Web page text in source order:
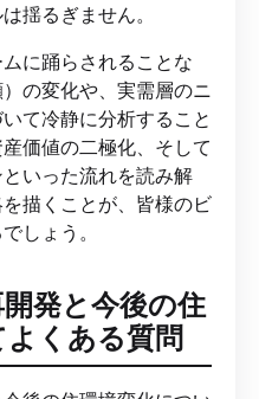
揺るぎません。
に踊らされることな
の変化や、実需層のニ
て冷静に分析すること
価値の二極化、そして
いった流れを読み解
描くことが、皆様のビ
しょう。
発と今後の住
くある質問